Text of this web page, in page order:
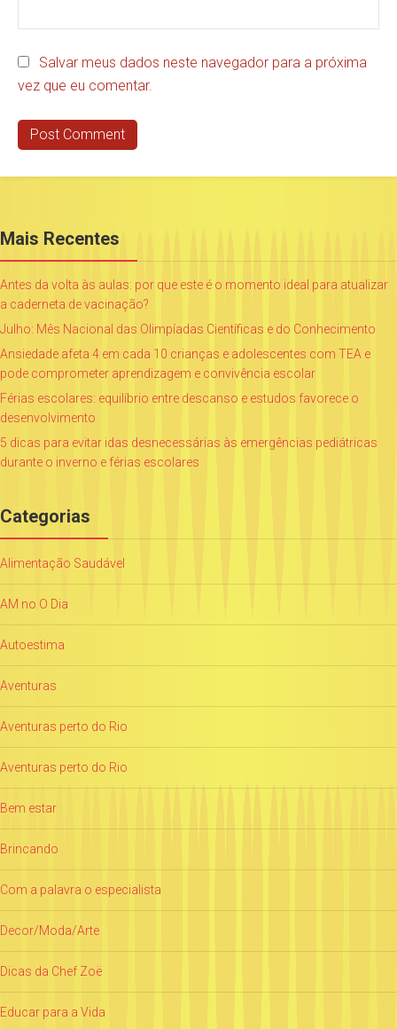
Salvar meus dados neste navegador para a próxima
vez que eu comentar.
Mais Recentes
Antes da volta às aulas: por que este é o momento ideal para atualizar
a caderneta de vacinação?
Julho: Mês Nacional das Olimpíadas Científicas e do Conhecimento
Ansiedade afeta 4 em cada 10 crianças e adolescentes com TEA e
pode comprometer aprendizagem e convivência escolar
Férias escolares: equilíbrio entre descanso e estudos favorece o
desenvolvimento
5 dicas para evitar idas desnecessárias às emergências pediátricas
durante o inverno e férias escolares
Categorias
Alimentação Saudável
AM no O Dia
Autoestima
Aventuras
Aventuras perto do Rio
Aventuras perto do Rio
Bem estar
Brincando
Com a palavra o especialista
Decor/Moda/Arte
Dicas da Chef Zoë
Educar para a Vida